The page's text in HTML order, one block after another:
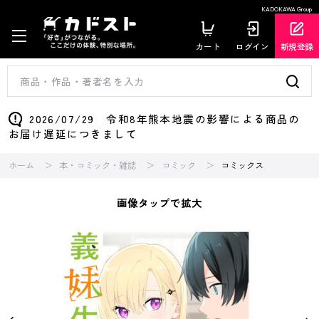
KADOKAWA Group
カート ログイン 新規登録
2026/07/29 令和8年熊本地震の影響による商品の
お届け遅延につきまして
ホーム 本・コミック・雑誌 コミック コミックス
画像タップで拡大